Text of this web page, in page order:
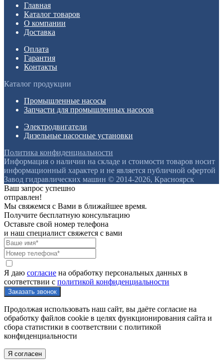
Главная
Каталог товаров
О компании
Доставка
Оплата
Гарантия
Контакты
Каталог продукции
Промышленные насосы
Запчасти для промышленных насосов
Электродвигатели
Дизельные насосные установки
Политика конфиденциальности
Информация о наличии на складе и стоимости товаров носит
информационный характер и не является публичной офертой
Завод гидравлических машин © 2014-2026, Красноярск
Ваш запрос успешно
отправлен!
Мы свяжемся с Вами в ближайшее время.
Получите бесплатную консультацию
Оставьте свой номер телефона
и наш специалист свяжется с вами
Я даю согласие на обработку персональных данных в
соответствии с политикой конфиденциальности
Продолжая использовать наш сайт, вы даёте согласие на
обработку файлов cookie в целях функционирования сайта и
сбора статистики в соответствии с политикой
конфиденциальности
Я согласен